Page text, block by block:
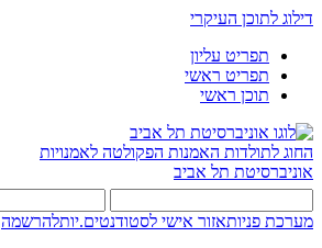
דילוג לתוכן העיקרי
תפריט עליון
תפריט ראשי
תוכן ראשי
החוג לתולדות האמנות הפקולטה לאמנויות
אוניברסיטת תל אביב
מערכת פניותאזור אישי לסטודנטים.יותלהרשמה